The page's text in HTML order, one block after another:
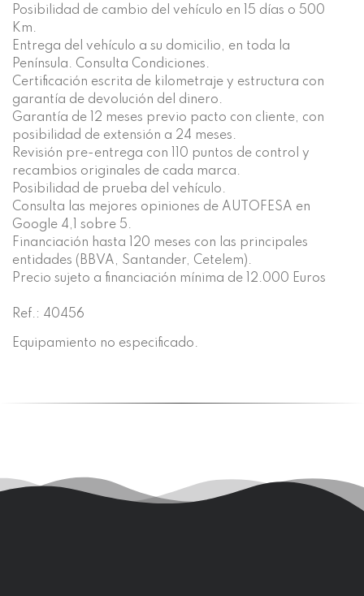
Posibilidad de cambio del vehículo en 15 días o 500
Km.
Entrega del vehículo a su domicilio, en toda la
Península. Consulta Condiciones.
Certificación escrita de kilometraje y estructura con
garantía de devolución del dinero.
Garantía de 12 meses previo pacto con cliente, con
posibilidad de extensión a 24 meses.
Revisión pre-entrega con 110 puntos de control y
recambios originales de cada marca.
Posibilidad de prueba del vehículo.
Consulta las mejores opiniones de AUTOFESA en
Google 4,1 sobre 5.
Financiación hasta 120 meses con las principales
entidades (BBVA, Santander, Cetelem).
Precio sujeto a financiación mínima de 12.000 Euros
Ref.: 40456
Equipamiento no especificado.